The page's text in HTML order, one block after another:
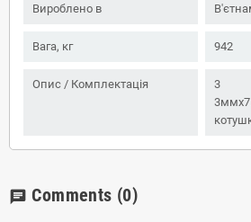
Вироблено в
Вага, кг 942
Опис / Комплектація
3
chat Comments (0)